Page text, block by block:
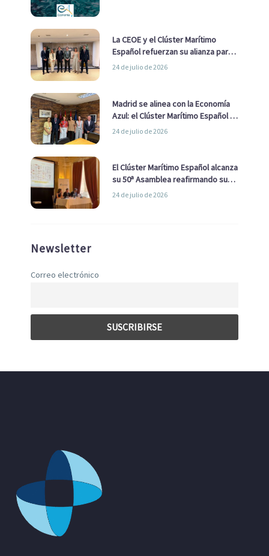
La CEOE y el Clúster Marítimo
Español refuerzan su alianza para
impulsar una estrategia Nacional
24 de julio de 2026
Madrid se alinea con la Economía
Azul: el Clúster Marítimo Español y
la Real Liga Naval avanzan alianzas
24 de julio de 2026
El Clúster Marítimo Español alcanza
su 50ª Asamblea reafirmando su
liderazgo en la Economía Azul
24 de julio de 2026
Newsletter
Correo electrónico